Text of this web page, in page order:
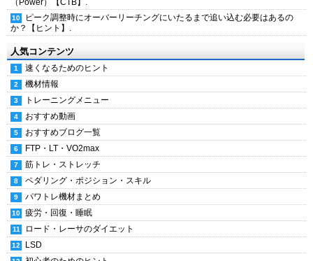
（Power）【CTB】.
ピーク調整時にオーバーリーチングにいたるまで追い込む必要はあるの
か？【ヒント】.
人気コンテンツ
速くなるためのヒント
機材情報
トレーニングメニュー
おすすめ動画
おすすめブログ一覧
FTP・LT・VO2max
筋トレ・ストレッチ
ペダリング・ポジション・スキル
パワトレ機材まとめ
疲労・回復・睡眠
ロード・レーサのダイエット
LSD